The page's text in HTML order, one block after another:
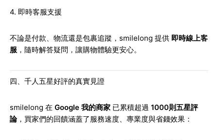
4. 即時客服支援
不論是付款、物流還是包裹追蹤，smilelong 提供 即時線上客
服 ，隨時解答疑問，讓購物體驗更安心。
四、千人五星好評的真實見證
smilelong 在 Google 我的商家 已累積超過 1000則五星評
論，買家們的回饋涵蓋了服務速度、專業度與省錢效果：